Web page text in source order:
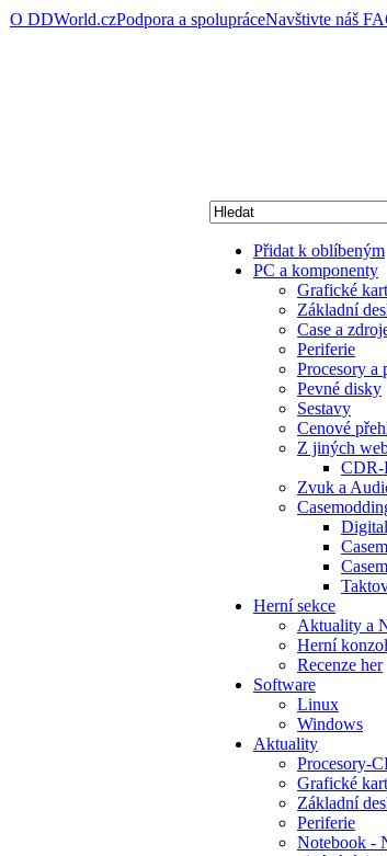
O DDWorld.czPodpora a spolupráceNavštivte náš
Přidat k oblíbeným
PC a komponenty
Grafické
Základní
Case a
Periferie
Procesory a
Pevné disky
Sestavy
Cenové
Z jiných
CDR-
Zvuk a
Herní sekce
Aktuality a
Herní
Recenze her
Software
Linux
Windows
Aktuality
Procesory-
Grafické
Základní
Periferie
Notebook -